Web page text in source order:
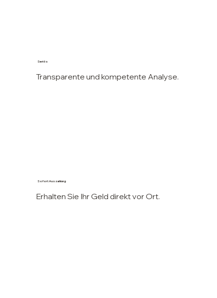
Seriös
Transparente und kompetente Analyse.
Sofort Auszahlung
Erhalten Sie Ihr Geld direkt vor Ort.